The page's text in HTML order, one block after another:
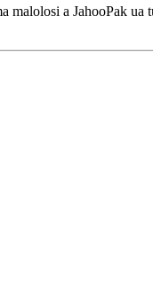
malolosi a JahooPak